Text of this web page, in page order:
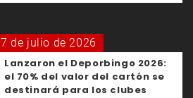
7 de julio de 2026
Lanzaron el Deporbingo 2026:
el 70% del valor del cartón se
destinará para los clubes